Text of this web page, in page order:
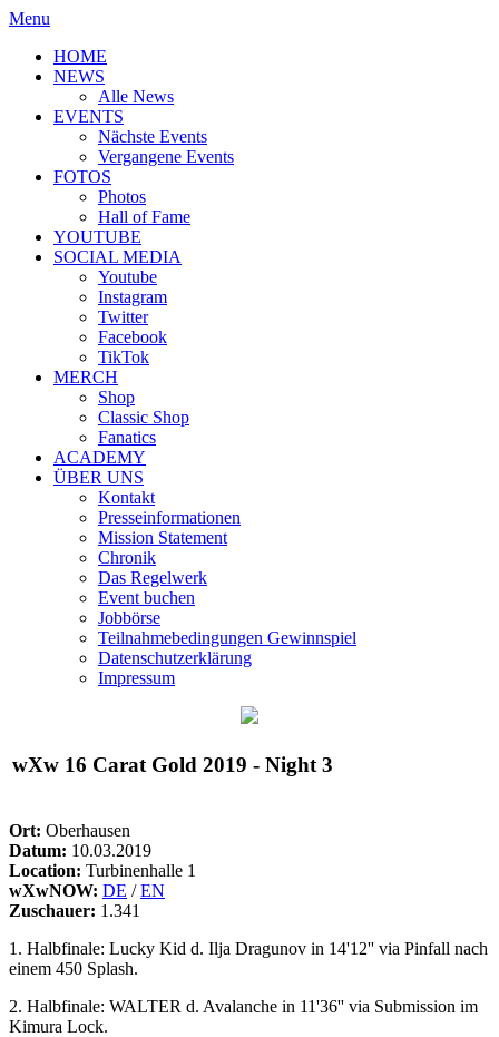
Menu
HOME
NEWS
Alle News
EVENTS
Nächste Events
Vergangene Events
FOTOS
Photos
Hall of Fame
YOUTUBE
SOCIAL MEDIA
Youtube
Instagram
Twitter
Facebook
TikTok
MERCH
Shop
Classic Shop
Fanatics
ACADEMY
ÜBER UNS
Kontakt
Presseinformationen
Mission Statement
Chronik
Das Regelwerk
Event buchen
Jobbörse
Teilnahmebedingungen Gewinnspiel
Datenschutzerklärung
Impressum
wXw 16 Carat Gold 2019 - Night 3
Ort: Oberhausen
Datum: 10.03.2019
Location: Turbinenhalle 1
wXwNOW: DE /EN
Zuschauer: 1.341
1. Halbfinale: Lucky Kid d. Ilja Dragunov in 14'12'' via Pinfall nach
einem 450 Splash.
2. Halbfinale: WALTER d. Avalanche in 11'36'' via Submission im
Kimura Lock.